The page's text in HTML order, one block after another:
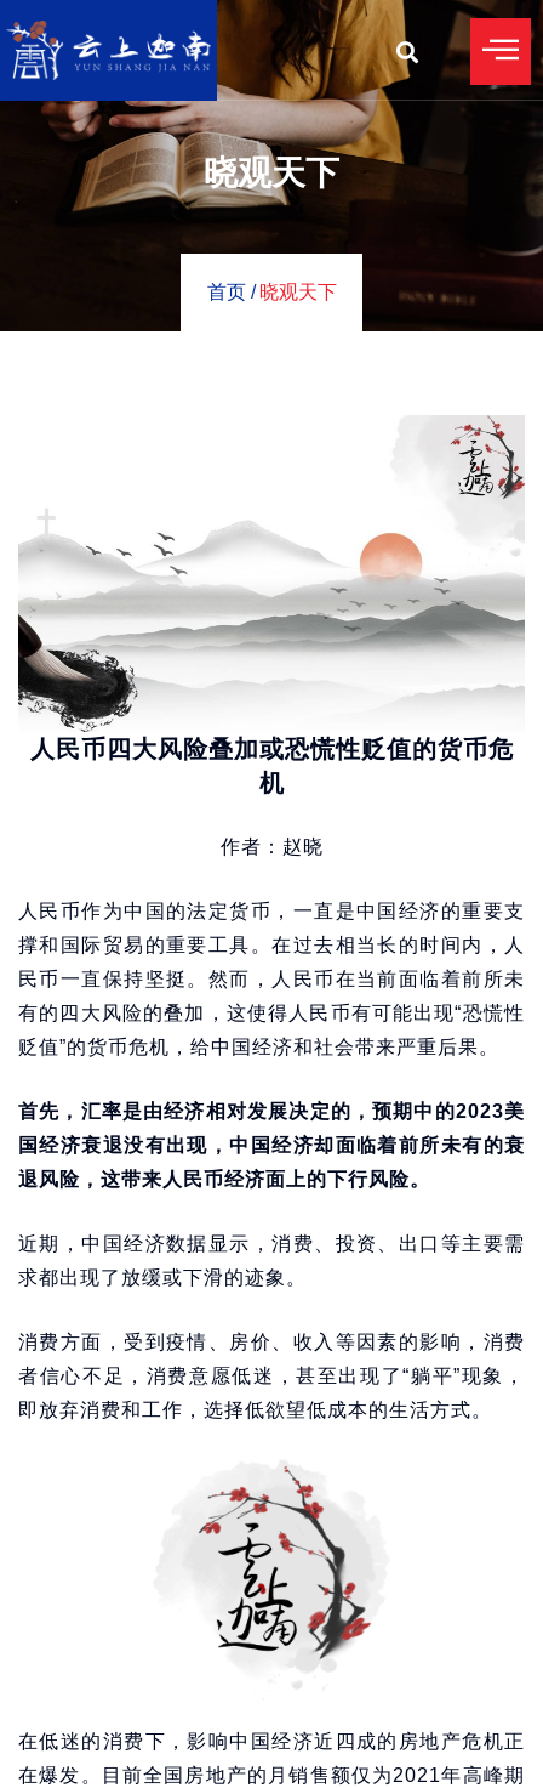
晓观天下
首页 / 晓观天下
人民币四大风险叠加或恐慌性贬值的货币危
机
作者：赵晓
人民币作为中国的法定货币，一直是中国经济的重要支
撑和国际贸易的重要工具。在过去相当长的时间内，人
民币一直保持坚挺。然而，人民币在当前面临着前所未
有的四大风险的叠加，这使得人民币有可能出现“恐慌性
贬值”的货币危机，给中国经济和社会带来严重后果。
首先，汇率是由经济相对发展决定的，预期中的2023美
国经济衰退没有出现，中国经济却面临着前所未有的衰
退风险，这带来人民币经济面上的下行风险。
近期，中国经济数据显示，消费、投资、出口等主要需
求都出现了放缓或下滑的迹象。
消费方面，受到疫情、房价、收入等因素的影响，消费
者信心不足，消费意愿低迷，甚至出现了“躺平”现象，
即放弃消费和工作，选择低欲望低成本的生活方式。
在低迷的消费下，影响中国经济近四成的房地产危机正
在爆发。目前全国房地产的月销售额仅为2021年高峰期